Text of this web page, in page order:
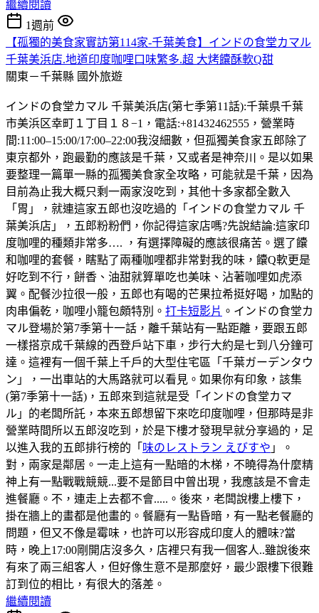
繼續閱讀
1週前
【孤獨的美食家實訪第114家-千葉美食】インドの食堂カマル
千葉美浜店.地道印度咖哩口味繁多.超 大烤饢酥軟Q甜
關東－千葉縣 國外旅遊
インドの食堂カマル 千葉美浜店(第七季第11話):千葉県千葉
市美浜区幸町１丁目１８−1，電話:+81432462555，營業時
間:11:00–15:00/17:00–22:00我沒細數，但孤獨美食家五郎除了
東京都外，跑最勤的應該是千葉，又或者是神奈川。是以如果
要整理一篇單一縣的孤獨美食家全攻略，可能就是千葉，因為
目前為止我大概只剩一兩家沒吃到，其他十多家都全數入
「胃」，就連這家五郎也沒吃過的「インドの食堂カマル 千
葉美浜店」，五郎粉粉們，你記得這家店嗎?先說結論:這家印
度咖哩的種類非常多…. ，有選擇障礙的應該很痛苦。選了饢
和咖哩的套餐，瞎點了兩種咖哩都非常對我的味，饢Q軟更是
好吃到不行，餅香、油甜就算單吃也美味、沾著咖哩如虎添
翼。配餐沙拉很一般，五郎也有喝的芒果拉希挺好喝，加點的
肉串偏乾，咖哩小籠包頗特別。 打卡短影片 。インドの食堂カ
マル登場於第7季第十一話，離千葉站有一點距離，要跟五郎
一樣搭京成千葉線的西登戶站下車，步行大約是七到八分鐘可
達。這裡有一個千葉上千戶的大型住宅區「千葉ガーデンタウ
ン」，一出車站的大馬路就可以看見。如果你有印象，該集
(第7季第十一話)，五郎來到這就是受「インドの食堂カマ
ル」的老闆所託，本來五郎想留下來吃印度咖哩，但那時是非
營業時間所以五郎沒吃到，於是下樓才發現早就分享過的，足
以進入我的五郎排行榜的「 味のレストラン えびすや 」。
對，兩家是鄰居。一走上這有一點暗的木梯，不曉得為什麼精
神上有一點戰戰競競...要不是節目中曾出現，我應該是不會走
進餐廳。不，連走上去都不會.....。後來，老闆說樓上樓下，
掛在牆上的畫都是他畫的。餐廳有一點昏暗，有一點老餐廳的
問題，但又不像是霉味，也許可以形容成印度人的體味?當
時，晚上17:00剛開店沒多久，店裡只有我一個客人..雖說後來
有來了兩三組客人，但好像生意不是那麼好，最少跟樓下很難
訂到位的相比，有很大的落差。
繼續閱讀